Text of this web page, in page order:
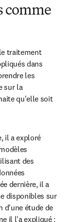
comme
traitement
dans
les
sur la
qu'elle soit
il a exploré
des
dernière, il a
disponibles sur
d'une étude de
il l'a expliqué :